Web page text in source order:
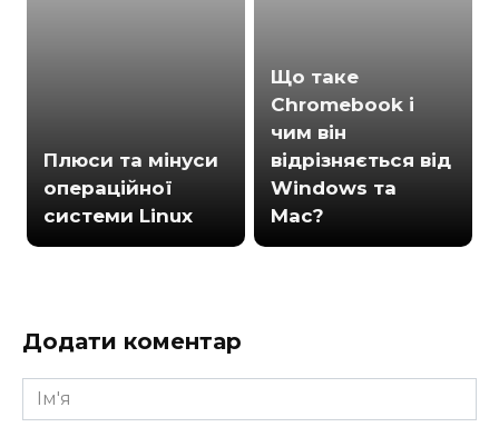
Плюси та мінуси
операційної
системи Linux
Що таке
Chromebook і
чим він
відрізняється від
Windows та
Mac?
Додати коментар
Ім'я
*